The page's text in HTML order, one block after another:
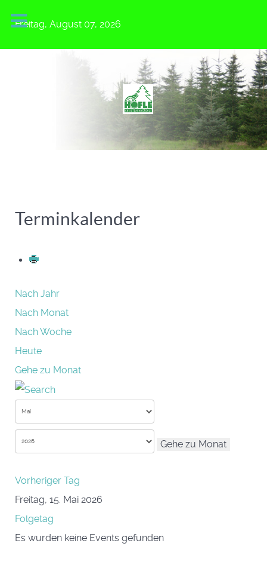
Freitag, August 07, 2026
Terminkalender
Nach Jahr
Nach Monat
Nach Woche
Heute
Gehe zu Monat
Gehe zu Monat
Vorheriger Tag
Freitag, 15. Mai 2026
Folgetag
Es wurden keine Events gefunden